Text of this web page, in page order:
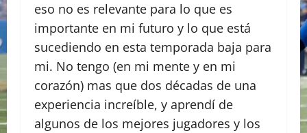
eso no es relevante para lo que es
importante en mi futuro y lo que está
sucediendo en esta temporada baja para
mi. No tengo (en mi mente y en mi
corazón) mas que dos décadas de una
experiencia increíble, y aprendí de
algunos de los mejores jugadores y los